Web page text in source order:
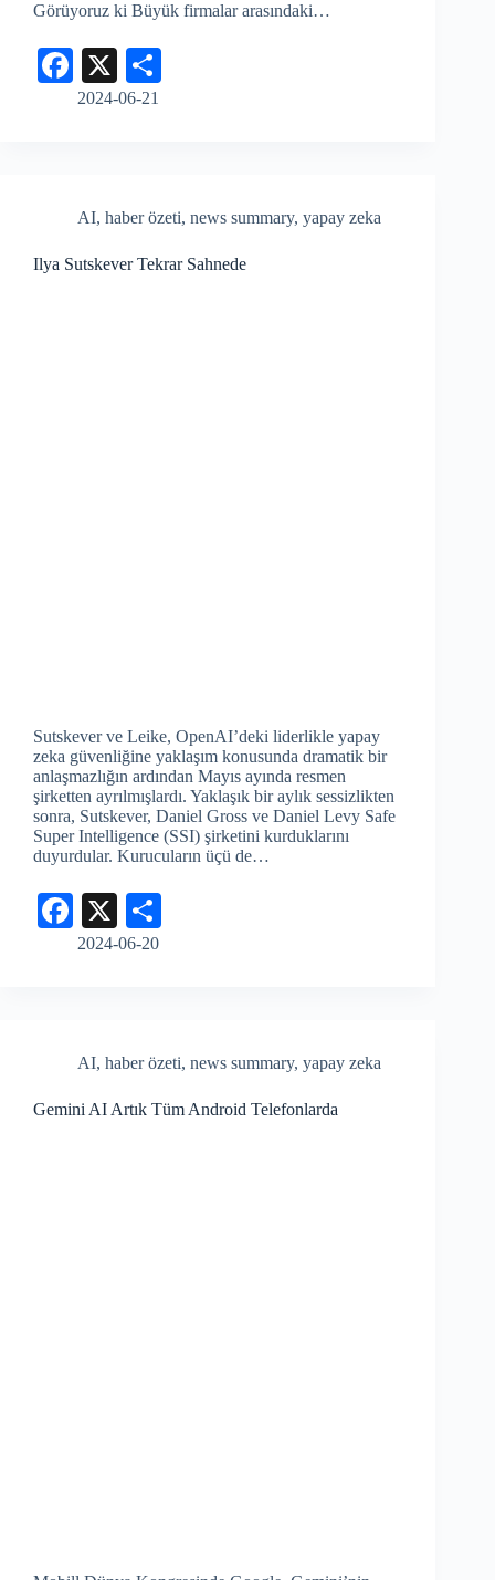
Görüyoruz ki Büyük firmalar arasındaki…
Fa
ce
X
2024-06-21
AI, haber özeti, news summary, yapay zeka
Ilya Sutskever Tekrar Sahnede
Sutskever ve Leike, OpenAI’deki liderlikle yapay
zeka güvenliğine yaklaşım konusunda dramatik bir
anlaşmazlığın ardından Mayıs ayında resmen
şirketten ayrılmışlardı. Yaklaşık bir aylık sessizlikten
sonra, Sutskever, Daniel Gross ve Daniel Levy Safe
Super Intelligence (SSI) şirketini kurduklarını
duyurdular. Kurucuların üçü de…
Fa
ce
X
2024-06-20
AI, haber özeti, news summary, yapay zeka
Gemini AI Artık Tüm Android Telefonlarda